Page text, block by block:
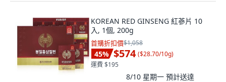
KOREAN RED GINSENG 紅蔘片 10
入, 1個, 200g
首購折扣價$1,058
45% $574 ($28.70/10g)
運費 $195
8/10 星期一 預計送達